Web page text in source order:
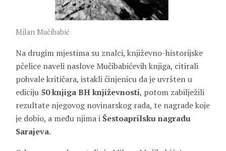
Milan Mučibabić
Na drugim mjestima su znalci, književno-historijske
pčelice naveli naslove Mučibabićevih knjiga, citirali
pohvale kritičara, istakli činjenicu da je uvršten u
ediciju 50 knjiga BH književnosti, potom zabilježili
rezultate njegovog novinarskog rada, te nagrade koje
je dobio, a među njima iŠestoaprilsku nagradu
Sarajeva.